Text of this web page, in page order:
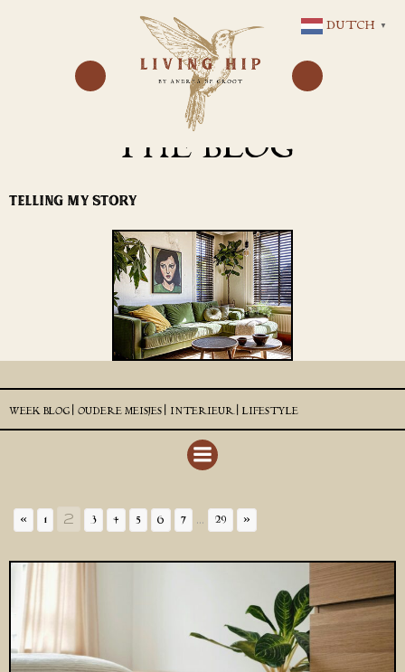
NAAR
DE
INHOUD
THE BLOG
TELLING MY STORY
WEEK BLOG | OUDERE MEISJES | INTERIEUR | LIFESTYLE
« 1 2 3 4 5 6 7 ... 29 »
DUTCH ▼